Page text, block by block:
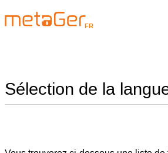
FR
Sélection de la